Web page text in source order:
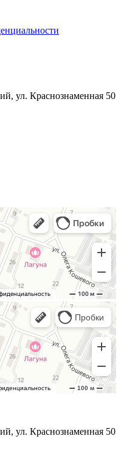
ул. Краснознаменная 50
ул. Краснознаменная 50